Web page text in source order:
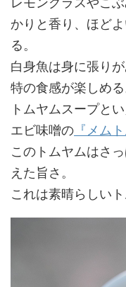
かりと香り、ほど
る。
白身魚は身に張り
特の食感が楽しめる
トムヤムスープと
エビ味噌の 『メム
このトムヤムはさ
えた旨さ。
これは素晴らしいト